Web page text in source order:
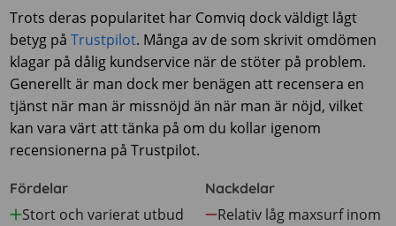
Trots deras popularitet har Comviq dock väldigt lågt
betyg påTrustpilot. Många av de som skrivit omdömen
klagar på dålig kundservice när de stöter på problem.
Generellt är man dock mer benägen att recensera en
tjänst när man är missnöjd än när man är nöjd, vilket
kan vara värt att tänka på om du kollar igenom
recensionerna på Trustpilot.
Fördelar
Stort och varierat utbud
Nackdelar
Relativ låg maxsurf inom